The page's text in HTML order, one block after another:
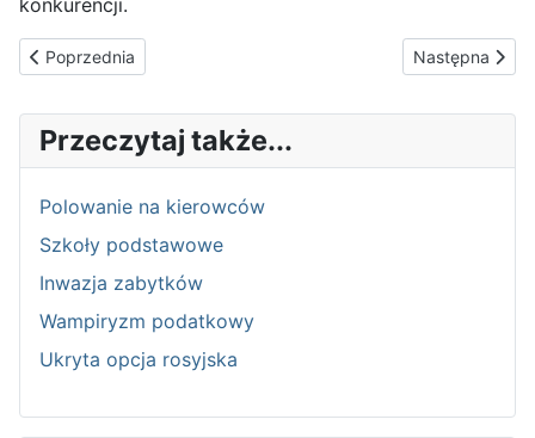
Poprzednia strona: "Śladami Historii - Świerszcza 2"
Poprzednia Następna
Następna
Przeczytaj także...
Polowanie na kierowców
Szkoły podstawowe
Inwazja zabytków
Wampiryzm podatkowy
Ukryta opcja rosyjska